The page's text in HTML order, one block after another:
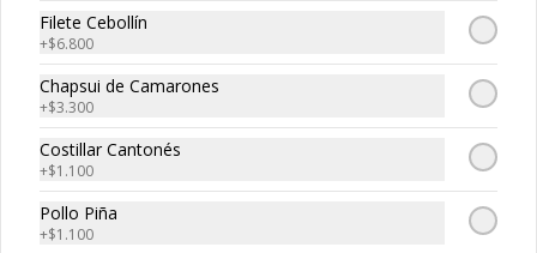
Carne Sola
$14.850 $13.450
Filete Cebollín
+$6.800
Chapsui de Camarones
+$3.300
Costillar Cantonés
+$1.100
Pollo Piña
+$1.100